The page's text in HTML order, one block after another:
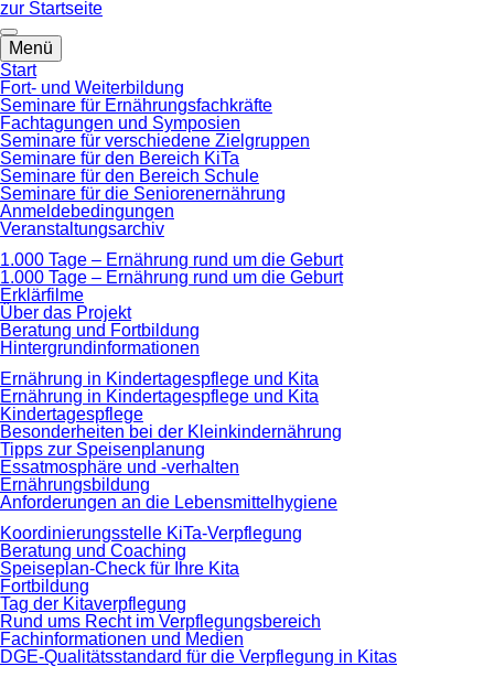
zum
Hauptinhalt
springen
zur Startseite
Menü
Start
Fort- und Weiterbildung
Seminare für Ernährungsfachkräfte
Fachtagungen und Symposien
Seminare für verschiedene Zielgruppen
Seminare für den Bereich KiTa
Seminare für den Bereich Schule
Seminare für die Seniorenernährung
Anmeldebedingungen
Veranstaltungsarchiv
1.000 Tage – Ernährung rund um die Geburt
1.000 Tage – Ernährung rund um die Geburt
Erklärfilme
Über das Projekt
Beratung und Fortbildung
Hintergrundinformationen
Ernährung in Kindertagespflege und Kita
Ernährung in Kindertagespflege und Kita
Kindertagespflege
Besonderheiten bei der Kleinkindernährung
Tipps zur Speisenplanung
Essatmosphäre und -verhalten
Ernährungsbildung
Anforderungen an die Lebensmittelhygiene
Koordinierungsstelle KiTa-Verpflegung
Beratung und Coaching
Speiseplan-Check für Ihre Kita
Fortbildung
Tag der Kitaverpflegung
Rund ums Recht im Verpflegungsbereich
Fachinformationen und Medien
DGE-Qualitätsstandard für die Verpflegung in Kitas